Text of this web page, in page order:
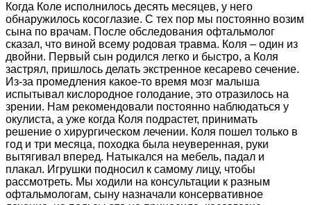
Когда Коле исполнилось десять месяцев, у него
обнаружилось косоглазие. С тех пор мы постоянно возим
сына по врачам. После обследования офтальмолог
сказал, что виной всему родовая травма. Коля – один из
двойни. Первый сын родился легко и быстро, а Коля
застрял, пришлось делать экстренное кесарево сечение.
Из-за промедления какое-то время мозг малыша
испытывал кислородное голодание, это отразилось на
зрении. Нам рекомендовали постоянно наблюдаться у
окулиста, а уже когда Коля подрастет, принимать
решение о хирургическом лечении. Коля пошел только в
год и три месяца, походка была неуверенная, руки
вытягивал вперед. Натыкался на мебель, падал и
плакал. Игрушки подносил к самому лицу, чтобы
рассмотреть. Мы ходили на консультации к разным
офтальмологам, сыну назначали консервативное